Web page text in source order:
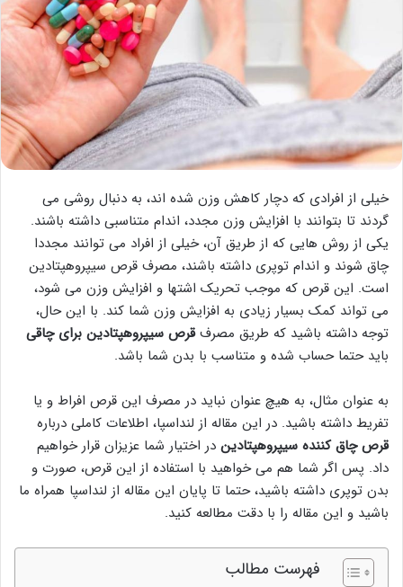
خیلی از افرادی که دچار کاهش وزن شده اند، به دنبال روشی می
گردند تا بتوانند با افزایش وزن مجدد، اندام متناسبی داشته باشند.
یکی از روش هایی که از طریق آن، خیلی از افراد می توانند مجددا
چاق شوند و اندام توپری داشته باشند، مصرف قرص سیپروهپتادین
است. این قرص که موجب تحریک اشتها و افزایش وزن می شود،
می تواند کمک بسیار زیادی به افزایش وزن شما کند. با این حال،
توجه داشته باشید که طریق مصرفقرص سیپروهپتادین برای چاقی
باید حتما حساب شده و متناسب با بدن شما باشد.
به عنوان مثال، به هیچ عنوان نباید در مصرف این قرص افراط و یا
تفریط داشته باشید. در این مقاله از لنداسپا، اطلاعات کاملی درباره
قرص چاق کننده سیپروهپتادین در اختیار شما عزیزان قرار خواهیم
داد. پس اگر شما هم می خواهید با استفاده از این قرص، صورت و
بدن توپری داشته باشید، حتما تا پایان این مقاله از لنداسپا همراه ما
باشید و این مقاله را با دقت مطالعه کنید.
فهرست مطالب